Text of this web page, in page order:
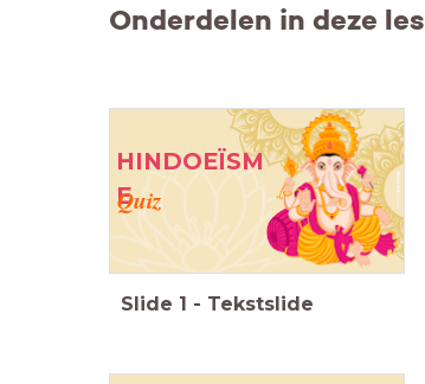
Onderdelen in deze les
HINDOEÏSM
E
Quiz
Slide 1 - Tekstslide